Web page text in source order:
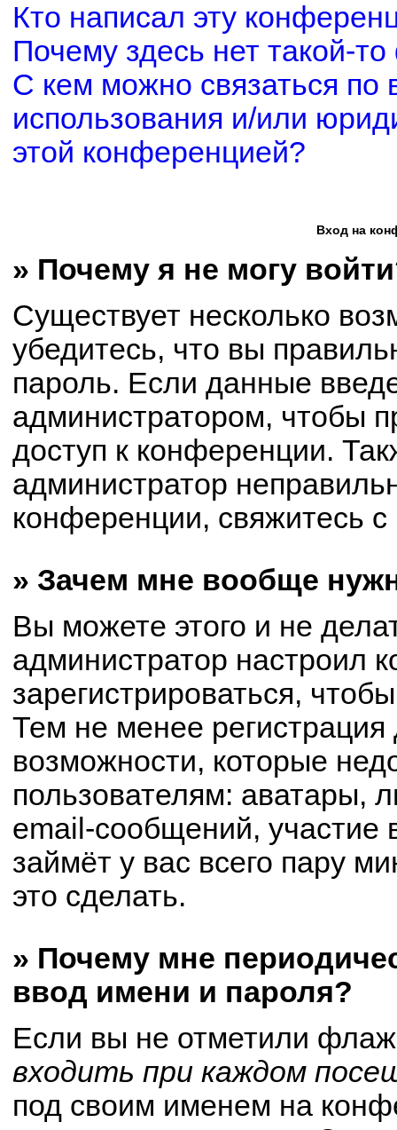
Кто написал эту
Почему здесь нет такой-
С кем можно связаться по
использования и/или
этой конференцией?
Вход на
» Почему я не могу
Существует несколько
убедитесь, что вы
пароль. Если данные
администратором, чтобы
доступ к конференции.
администратор
конференции, свяжитесь
» Зачем мне вообще
Вы можете этого и не
администратор настроил
зарегистрироваться,
Тем не менее
возможности, которые
пользователям: аватары,
email-сообщений, участие
займёт у вас всего пару
это сделать.
» Почему мне
ввод имени и пароля?
Если вы не отметили
входить при каждом
под своим именем на